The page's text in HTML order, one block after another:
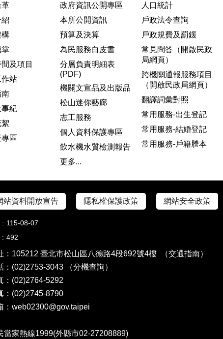
革
構
掌
及項目
作站
南
紀
區
政府資訊公開專區
本所公開資訊
預算及決算
為民服務白皮書
分層負責明細表
(PDF)
機關文宣品及出版品
松山迷你藝廊
志工服務
個人資料保護專區
飲水機水質檢測報告
更多...
人口統計
戶政法令查詢
戶政規費及罰鍰
常見問答（開啟民政
局網頁）
跨機關通報服務項目
（開啟民政局網頁）
翻譯詞彙對照
常用服務-出生登記
常用服務-結婚登記
常用服務-戶籍謄本
站資料開放宣告 隱私權保護政策 網站安全政策
115-08-07
492
臺北市松山區八德路4段692號4樓
（交通指南）
(02)2753-3043
（分機查詢）
：(02)2764-5292
：(02)2745-8790
：web02300@gov.taipei
當家熱線1999(外縣市02-27208889)